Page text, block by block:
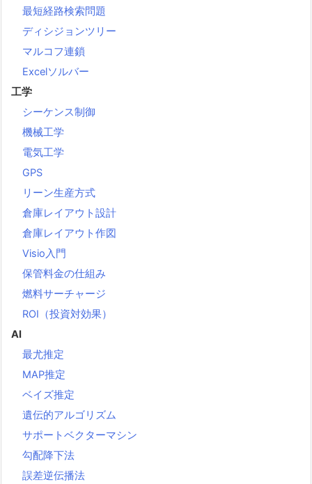
最短経路検索問題
ディシジョンツリー
マルコフ連鎖
Excelソルバー
工学
シーケンス制御
機械工学
電気工学
GPS
リーン生産方式
倉庫レイアウト設計
倉庫レイアウト作図
Visio入門
保管料金の仕組み
燃料サーチャージ
ROI（投資対効果）
AI
最尤推定
MAP推定
ベイズ推定
遺伝的アルゴリズム
サポートベクターマシン
勾配降下法
誤差逆伝播法